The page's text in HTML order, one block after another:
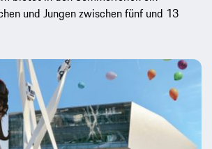
und Jungen zwischen fünf und 13